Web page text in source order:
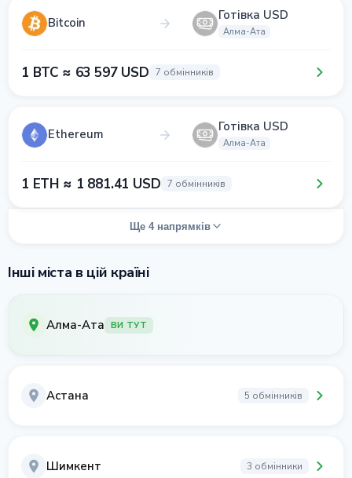
Bitcoin Готівка USD
Алма-Ата
1 BTC ≈ 63 597 USD 7 обмінників
Ethereum Готівка USD
Алма-Ата
1 ETH ≈ 1 881.41 USD 7 обмінників
Ще 4 напрямків
Інші міста в цій країні
Алма-Ата ВИ ТУТ
Астана 5 обмінників
Шимкент 3 обмінники